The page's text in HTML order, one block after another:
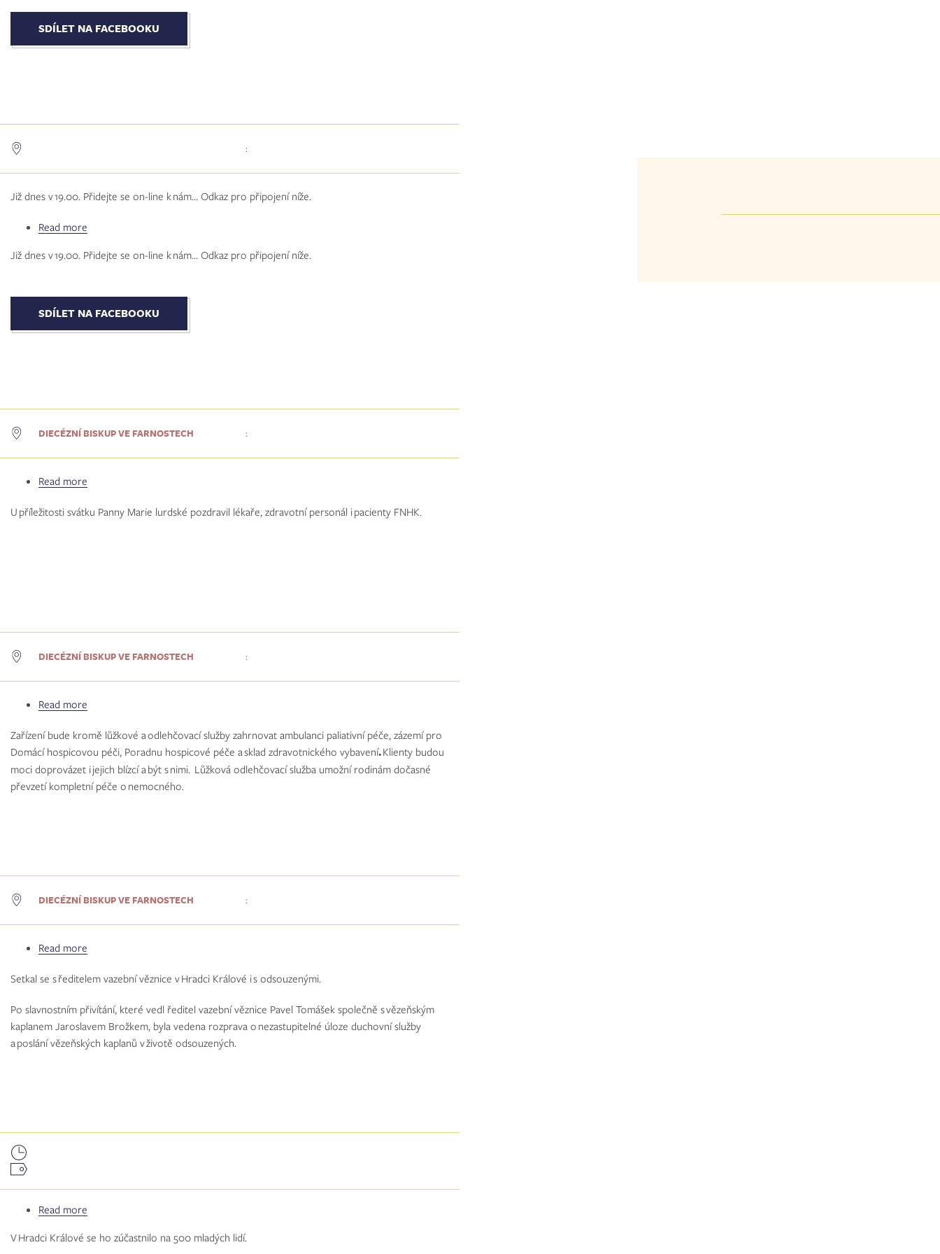
v&nbsp;Hospici
pro
Hradecko
SDÍLET NA FACEBOOKU
:
Již dnes v 19.00. Přidejte se on-line k nám... Odkaz pro připojení níže.
Read more
farnosti
pokračujeme
v&nbsp;diecézní
synodální
Již dnes v 19.00. Přidejte se on-line k nám... Odkaz pro připojení níže.
SDÍLET NA FACEBOOKU
DIECÉZNÍ BISKUP VE FARNOSTECH :
Read more
Jan
U příležitosti svátku Panny Marie lurdské pozdravil lékaře, zdravotní personál i pacienty FNHK.
DIECÉZNÍ BISKUP VE FARNOSTECH :
Read more
Jan
navštívil
rozestavěný
hospic
Zařízení bude kromě lůžkové a odlehčovací služby zahrnovat ambulanci paliativní péče, zázemí pro
Domácí hospicovou péči, Poradnu hospicové péče a sklad zdravotnického vybavení.Klienty budou
moci doprovázet i jejich blízcí a být s nimi. Lůžková odlehčovací služba umožní rodinám dočasné
převzetí kompletní péče o nemocného.
DIECÉZNÍ BISKUP VE FARNOSTECH :
Read more
Jan
věznici
Setkal se s ředitelem vazební věznice v Hradci Králové i s odsouzenými.
Po slavnostním přivítání, které vedl ředitel vazební věznice Pavel Tomášek společně s vězeňským
kaplanem Jaroslavem Brožkem, byla vedena rozprava o nezastupitelné úloze duchovní služby
a poslání vězeňských kaplanů v životě odsouzených.
Read more
setkání
V Hradci Králové se ho zúčastnilo na 500 mladých lidí.